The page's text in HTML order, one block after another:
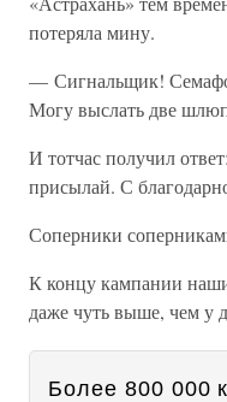
потеряла мину.
— Сигнальщик!
Могу выслать две
И тотчас получил
присылай. С
Соперники
К концу кампании
даже чуть выше, чем у
Более 800 000